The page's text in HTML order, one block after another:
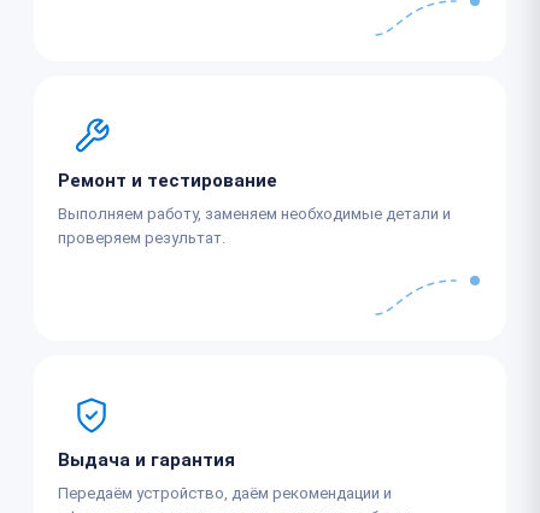
Ремонт и тестирование
Выполняем работу, заменяем необходимые детали и
проверяем результат.
Выдача и гарантия
Передаём устройство, даём рекомендации и